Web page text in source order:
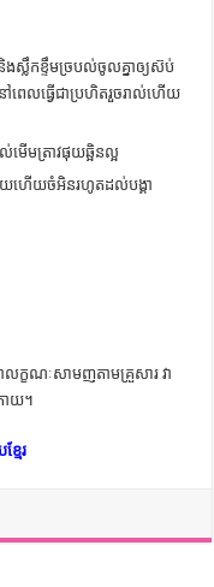
ស្លឹកខ្ទឹមច្របល់ចូលគ្នាឲ្យស៊ប់
ៅពេលធ្វើជាប្រហិតរួចរាល់ហើយ
ើមត្រាវផុយឆ្អិនល្អ
យហើយចំអិនរហូតដល់បង្គា
ក្ខណៈសាមញតាមគ្រួសារ វា
ាយ។
មែរ